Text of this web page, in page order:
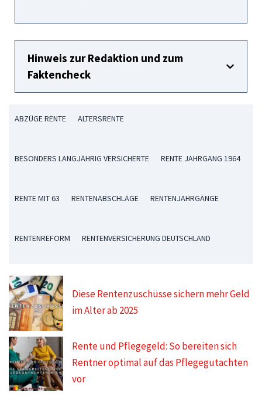
Hinweis zur Redaktion und zum
Faktencheck
ABZÜGE RENTE ALTERSRENTE
BESONDERS LANGJÄHRIG VERSICHERTE RENTE JAHRGANG 1964
RENTE MIT 63 RENTENABSCHLÄGE RENTENJAHRGÄNGE
RENTENREFORM RENTENVERSICHERUNG DEUTSCHLAND
Diese Rentenzuschüsse sichern mehr Geld
im Alter ab 2025
Rente und Pflegegeld: So bereiten sich
Rentner optimal auf das Pflegegutachten
vor